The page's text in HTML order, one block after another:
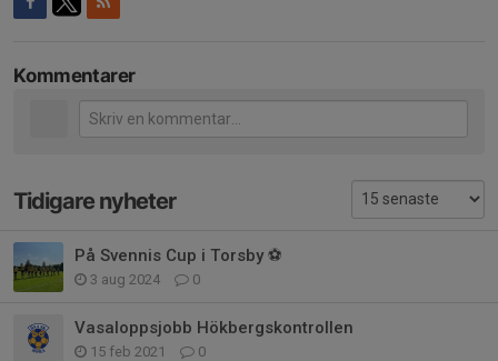
Kommentarer
Tidigare nyheter
På Svennis Cup i Torsby ⚽️
3 aug 2024 0
Vasaloppsjobb Hökbergskontrollen
15 feb 2021 0